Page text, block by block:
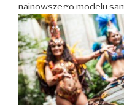
najnowszego modelu